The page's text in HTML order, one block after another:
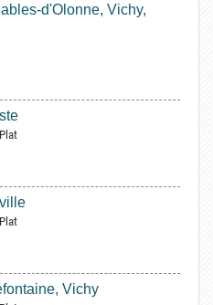
d'Olonne, Vichy,
Vichy